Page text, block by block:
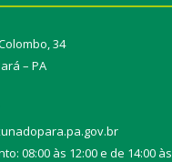
34
– PA
08:00 às 12:00 e de 14:00 às